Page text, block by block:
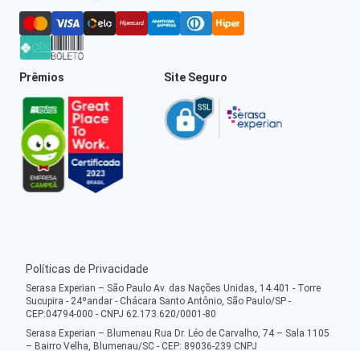
Prêmios Site Seguro
Políticas de Privacidade
Serasa Experian – São Paulo Av. das Nações Unidas, 14.401 - Torre
Sucupira - 24ºandar - Chácara Santo Antônio, São Paulo/SP -
CEP:04794-000 - CNPJ 62.173.620/0001-80
Serasa Experian – Blumenau Rua Dr. Léo de Carvalho, 74 – Sala 1105
– Bairro Velha, Blumenau/SC - CEP: 89036-239 CNPJ